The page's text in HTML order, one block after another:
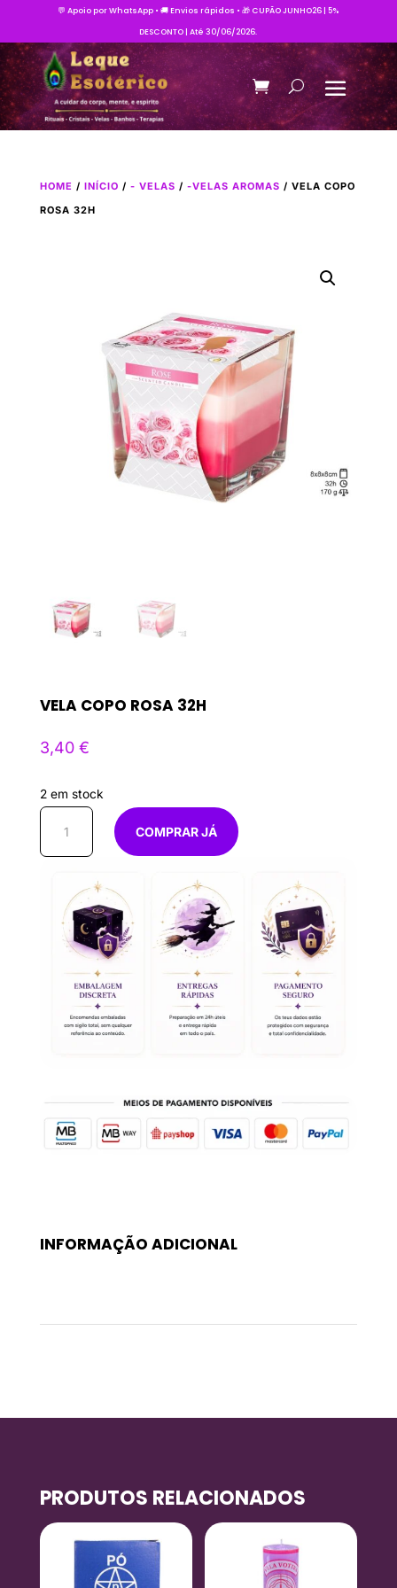
💬 Apoio por WhatsApp • 🚚 Envios rápidos • 🎁 CUPÃO JUNHO26 | 5%
DESCONTO | Até 30/06/2026.
HOME / INÍCIO / - VELAS / -VELAS AROMAS / VELA COPO
ROSA 32H
VELA COPO ROSA 32H
3,40 €
2 em stock
Quantidade
Rosa
COMPRAR JÁ
INFORMAÇÃO ADICIONAL
PRODUTOS RELACIONADOS